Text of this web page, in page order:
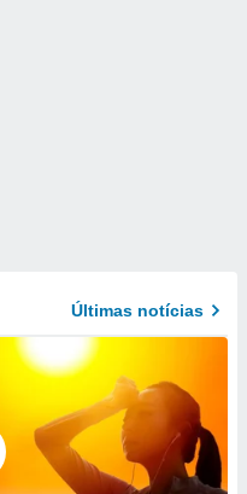
Últimas notícias